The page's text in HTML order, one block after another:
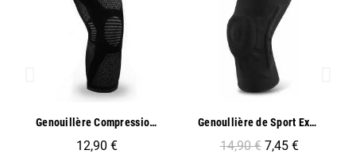
Aperçu rapide Genouillère Compression Sport - Oben
12,90 €
Aperçu rapide Genoullière de Sport Exo One - Oben
14,90 € 7,45 €